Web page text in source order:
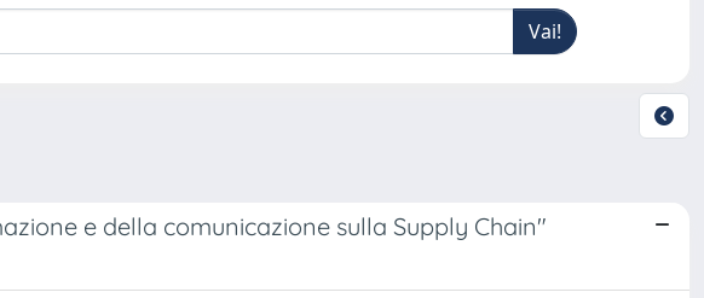
e della comunicazione sulla Supply Chain"